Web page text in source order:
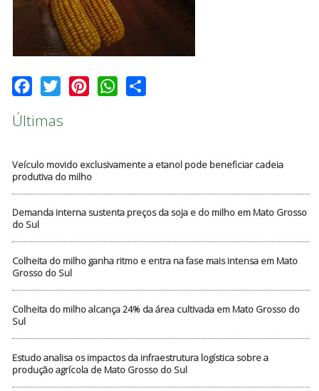
Últimas
Veículo movido exclusivamente a etanol pode beneficiar cadeia
produtiva do milho
Demanda interna sustenta preços da soja e do milho em Mato Grosso
do Sul
Colheita do milho ganha ritmo e entra na fase mais intensa em Mato
Grosso do Sul
Colheita do milho alcança 24% da área cultivada em Mato Grosso do
Sul
Estudo analisa os impactos da infraestrutura logística sobre a
produção agrícola de Mato Grosso do Sul
Facebook
Twitter PinterestWhatsApp